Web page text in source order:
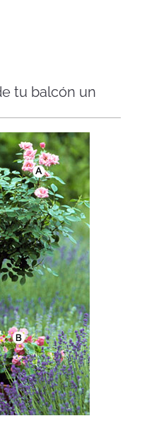
tu balcón un